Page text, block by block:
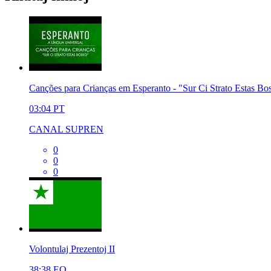
Canções para Crianças em Esperanto - "Sur Ci Strato Estas
03:04 PT
CANAL SUPREN
0
0
0
Volontulaj Prezentoj II